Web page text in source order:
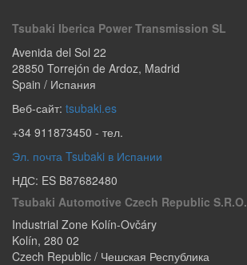
Tsubaki Iberica Power Transmission SL
Avenida del Sol 22
28850 Torrejón de Ardoz, Madrid
Spain / Испания
Веб-сайт: tsubaki.es
+34 911873450 - тел.
Эл. почта Tsubaki в Испании
НДС: ES B87682480
Tsubaki Automotive Czech Republic S.r.o.
Industrial Zone Kolín-Ovčáry
Kolín, 280 02
Czech Republic / Чешская Республика